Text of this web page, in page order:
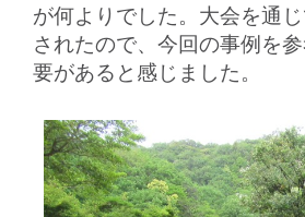
が何よりでした。大会を通
されたので、今回の事例を
要があると感じました。